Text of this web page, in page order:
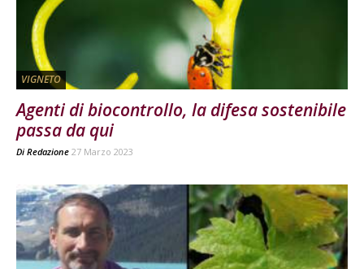
VIGNETO
Agenti di biocontrollo, la difesa sostenibile
passa da qui
Di Redazione 27 Marzo 2023